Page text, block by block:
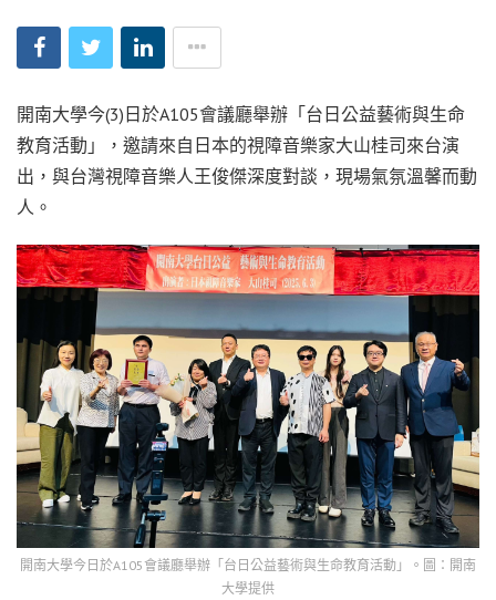
開南大學今(3)日於A105會議廳舉辦「台日公益藝術與生命
教育活動」，邀請來自日本的視障音樂家大山桂司來台演
出，與台灣視障音樂人王俊傑深度對談，現場氣氛溫馨而動
人。
開南大學今日於A105會議廳舉辦「台日公益藝術與生命教育活動」。圖：開南
大學提供